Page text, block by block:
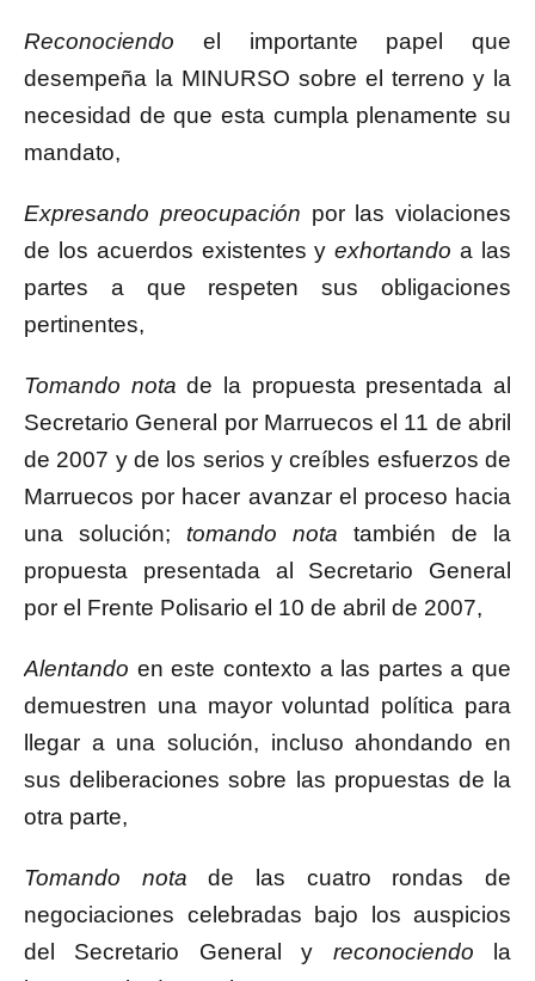
Reconociendo el importante papel que
desempeña la MINURSO sobre el terreno y la
necesidad de que esta cumpla plenamente su
mandato,
Expresando preocupación por las violaciones
de los acuerdos existentes yexhortando a las
partes a que respeten sus obligaciones
pertinentes,
Tomando nota de la propuesta presentada al
Secretario General por Marruecos el 11 de abril
de 2007 y de los serios y creíbles esfuerzos de
Marruecos por hacer avanzar el proceso hacia
una solución; tomando nota también de la
propuesta presentada al Secretario General
por el Frente Polisario el 10 de abril de 2007,
Alentando en este contexto a las partes a que
demuestren una mayor voluntad política para
llegar a una solución, incluso ahondando en
sus deliberaciones sobre las propuestas de la
otra parte,
Tomando nota de las cuatro rondas de
negociaciones celebradas bajo los auspicios
del Secretario General y reconociendo la